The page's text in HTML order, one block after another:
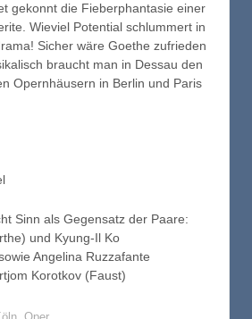
gekonnt die Fieberphantasie einer
Wieviel Potential schlummert in
Sicher wäre Goethe zufrieden
braucht man in Dessau den
Opernhäusern in Berlin und Paris
Sinn als Gegensatz der Paare:
und Kyung-Il Ko
Angelina Ruzzafante
Korotkov (Faust)